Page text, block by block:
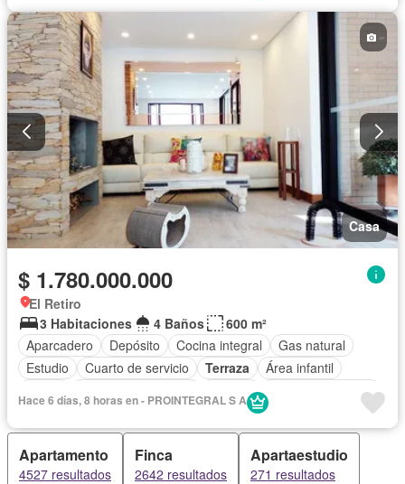
Casa
$ 1.780.000.000
El Retiro
3 Habitaciones
4 Baños
600 m²
Aparcadero
Depósito Cocina integral
Gas natural
Estudio
Cuarto de servicio Terraza
Área infantil
Estudio Seguridad privada
Hace 6 días, 8 horas en - PROINTEGRAL S A
Apartamento
4527 resultados
Finca
2642 resultados
Apartaestudio
271 resultados